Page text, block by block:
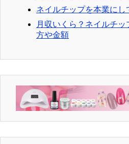
ネイルチップを本業にし
月収いくら？ネイルチ
方や金額